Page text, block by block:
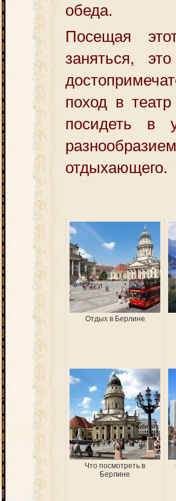
обеда.
Посещая
заняться,
поход в
посидеть в
отдыхающего.
Отдых в Берлине
Что посмотреть в
Берлине